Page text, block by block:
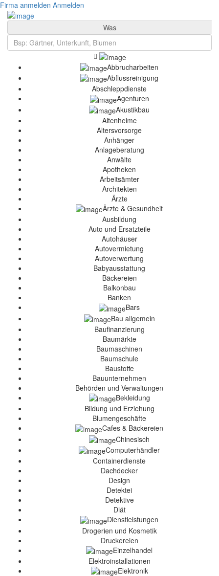
Firma anmelden Anmelden
Was
Abbrucharbeiten
Abflussreinigung
Abschleppdienste
Agenturen
Akustikbau
Altenheime
Altersvorsorge
Anhänger
Anlageberatung
Anwälte
Apotheken
Arbeitsämter
Architekten
Ärzte
Ärzte & Gesundheit
Ausbildung
Auto und Ersatzteile
Autohäuser
Autovermietung
Autoverwertung
Babyausstattung
Bäckereien
Balkonbau
Banken
Bars
Bau allgemein
Baufinanzierung
Baumärkte
Baumaschinen
Baumschule
Baustoffe
Bauunternehmen
Behörden und Verwaltungen
Bekleidung
Bildung und Erziehung
Blumengeschäfte
Cafes & Bäckereien
Chinesisch
Computerhändler
Containerdienste
Dachdecker
Design
Detektei
Detektive
Diät
Dienstleistungen
Drogerien und Kosmetik
Druckereien
Einzelhandel
Elektroinstallationen
Elektronik